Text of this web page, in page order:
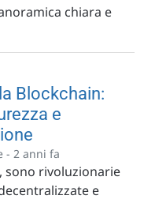
chiara e
Blockchain:
e
- 2 anni fa
sono rivoluzionarie
e